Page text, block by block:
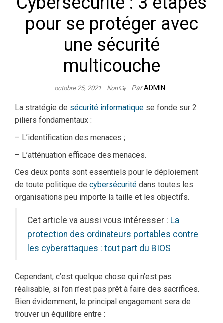
pour se protéger avec
une sécurité
multicouche
octobre 25, 2021 Non ParADMIN
La stratégie de sécurité informatique se fonde sur 2
piliers fondamentaux :
– L’identification des menaces ;
– L’atténuation efficace des menaces.
Ces deux ponts sont essentiels pour le déploiement
de toute politique de cybersécurité dans toutes les
organisations peu importe la taille et les objectifs.
Cet article va aussi vous intéresser : La
protection des ordinateurs portables contre
les cyberattaques : tout part du BIOS
Cependant, c’est quelque chose qui n’est pas
réalisable, si l’on n’est pas prêt à faire des sacrifices.
Bien évidemment, le principal engagement sera de
trouver un équilibre entre :